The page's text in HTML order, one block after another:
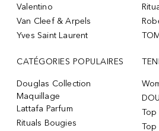
Valentino
Van Cleef & Arpels
Yves Saint Laurent
CATÉGORIES POPULAIRES
Douglas Collection
Maquillage
Lattafa Parfum
Rituals Bougies
Top
Top